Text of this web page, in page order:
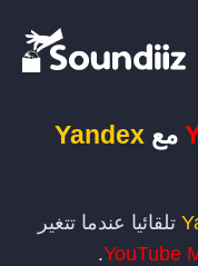
مع Yandex
تلقائيا عندما تتغير
YouTube
.